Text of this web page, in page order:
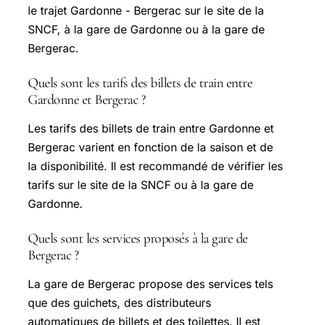
le trajet Gardonne - Bergerac sur le site de la
SNCF, à la gare de Gardonne ou à la gare de
Bergerac.
Quels sont les tarifs des billets de train entre
Gardonne et Bergerac ?
Les tarifs des billets de train entre Gardonne et
Bergerac varient en fonction de la saison et de
la disponibilité. Il est recommandé de vérifier les
tarifs sur le site de la SNCF ou à la gare de
Gardonne.
Quels sont les services proposés à la gare de
Bergerac ?
La gare de Bergerac propose des services tels
que des guichets, des distributeurs
automatiques de billets et des toilettes. Il est